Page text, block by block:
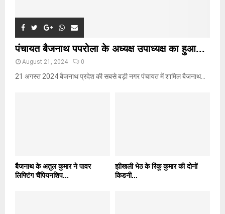
पंचायत बैजनाथ पपरोला के अध्यक्ष उपाध्यक्ष का हुआ...
August 21, 2024 0
21 अगस्त 2024 बैजनाथ प्रदेश की सबसे बड़ी नगर पंचायत में शामिल बैजनाथ...
बैजनाथ के अतुल कुमार ने पावर
लिफ्टिंग चैंपियनशिप...
झीखली भेठ के रिंकू कुमार की दोनों
किडनी...